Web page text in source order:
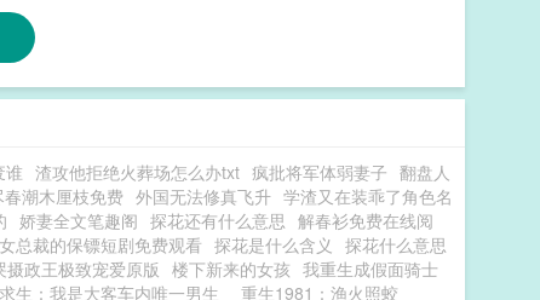
谁 渣攻他拒绝火葬场怎么办txt 疯批将军体弱妻子 翻盘人
春潮木厘枝免费 外国无法修真飞升 学渣又在装乖了角色名
娇妻全文笔趣阁 探花还有什么意思 解春衫免费在线阅
总裁的保镖短剧免费观看 探花是什么含义 探花什么意思
摄政王极致宠爱原版 楼下新来的女孩 我重生成假面骑士
生：我是大客车内唯一男生
重生1981：渔火照蛟